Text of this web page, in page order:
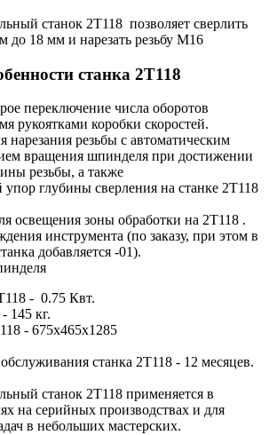
станок 2Т118 позволяет сверлить
до 18 мм и нарезать резьбу М16
станка 2Т118
переключение числа оборотов
рукоятками коробки скоростей.
нарезания резьбы с автоматическим
вращения шпинделя при достижении
резьбы, а также
глубины сверления на станке 2Т118
освещения зоны обработки на 2Т118 .
инструмента (по заказу, при этом в
добавляется -01).
- 0.75 Квт.
145 кг.
- 675х465х1285
станка 2Т118 - 12 месяцев.
станок 2Т118 применяется в
на серийных производствах и для
в небольших мастерских.